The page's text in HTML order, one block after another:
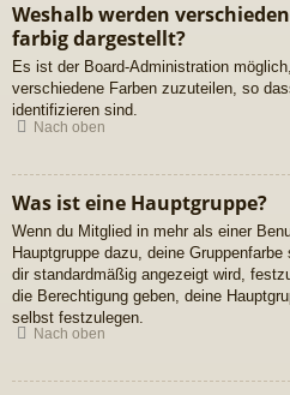
Weshalb werden
farbig dargestellt?
Es ist der Board-Administration
verschiedene Farben zuzuteilen, so
identifizieren sind.
Nach oben
Was ist eine Hauptgruppe?
Wenn du Mitglied in mehr als einer
Hauptgruppe dazu, deine
dir standardmäßig angezeigt wird,
die Berechtigung geben, deine
selbst festzulegen.
Nach oben